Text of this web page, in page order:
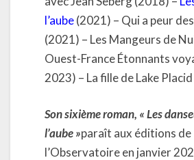
l’aube(2021) – Qui a peur
(2021) – Les Mangeurs de
Ouest-France Étonnants
2023) – La fille de Lake
Son sixième roman, « Les
l’aube »paraît aux éditions de
l’Observatoire en janvier